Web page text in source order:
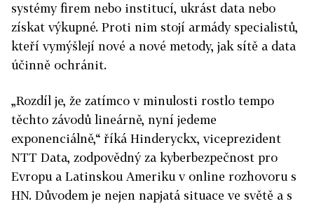
systémy firem nebo institucí, ukrást data nebo
získat výkupné. Proti nim stojí armády specialistů,
kteří vymýšlejí nové a nové metody, jak sítě a data
účinně ochránit.
„Rozdíl je, že zatímco v minulosti rostlo tempo
těchto závodů lineárně, nyní jedeme
exponenciálně,“ říká Hinderyckx, viceprezident
NTT Data, zodpovědný za kyberbezpečnost pro
Evropu a Latinskou Ameriku v online rozhovoru s
HN. Důvodem je nejen napjatá situace ve světě a s